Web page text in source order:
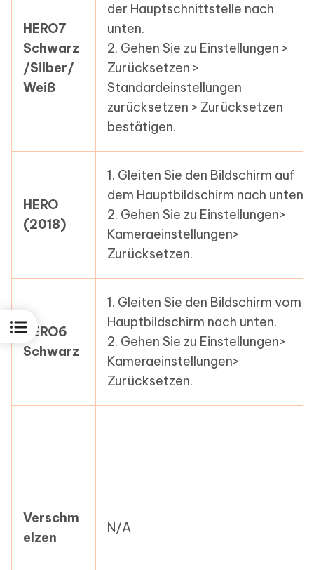
HERO7
Schwarz
/Silber/
Weiß
der Hauptschnittstelle nach
unten.
2. Gehen Sie zu Einstellungen >
Zurücksetzen >
Standardeinstellungen
zurücksetzen > Zurücksetzen
bestätigen.
HERO
(2018)
1. Gleiten Sie den Bildschirm auf
dem Hauptbildschirm nach unten.
2. Gehen Sie zu Einstellungen>
Kameraeinstellungen>
Zurücksetzen.
HERO6
Schwarz
1. Gleiten Sie den Bildschirm vom
Hauptbildschirm nach unten.
2. Gehen Sie zu Einstellungen>
Kameraeinstellungen>
Zurücksetzen.
Verschm
elzen
N/A